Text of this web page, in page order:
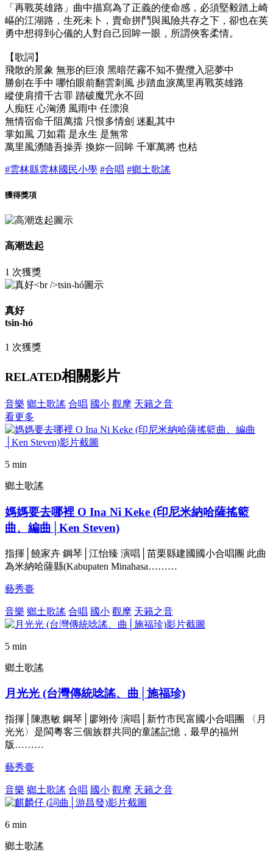
「再戰英雄路」曲中描寫為了正義的使命感，必須堅毅踏上崎
嶇的江湖路，生死未卜，賣命拼鬥與風險共存之下，卻也在英
勇中想得到心儀的人對自己回眸一眼，所謂俠客柔情。
【歌詞】
飛散的景象 無形的巨浪 黑暗茫霧不知不覺攬入惡夢中
勝劍在手中 哪怕眼前翻雲刺風 步踏血淚萬里再戰英雄路
縱使肩揹千古罪 踏破魔咒永不回
人痴狂 心洶湧 風雨中 任漂浪
無情宿命千阻萬擋 只恨多情劍 迷亂其中
掌如風 刀如霜 是永生 是無常
萬里風湧隨吾操弄 換妳一回眸 千軍萬將 也枯
#雲林縣雲林國民小學 #合唱 #鄉土歌謠
獲得獎項
高潮迭起
1 次獲獎
真好
tsin-hó
1 次獲獎
RELATED相關影片
音樂 鄉土歌謠 合唱 國小 觀摩 天籟之音
看更多
5 min
鄉土歌謠
媽媽要去哪裡 O Ina Ni Keke (印尼米納哈薩搖籃
曲、編曲│Ken Steven)
指揮│饒家卉 鋼琴│江怡臻 演唱│苗栗縣建國國小合唱團 此曲
為米納哈薩縣(Kabupaten Minahasa………
藝秀臺
音樂 鄉土歌謠 合唱 國小 觀摩 天籟之音
5 min
鄉土歌謠
月光光 (台灣傳統唸謠、曲│施福珍)
指揮│陳惠敏 鋼琴│廖翊伶 演唱│新竹市民富國小合唱團 〈月
光光〉是閩粵客三個族群共同的童謠記憶，最早的福州
版………
藝秀臺
音樂 鄉土歌謠 合唱 國小 觀摩 天籟之音
6 min
鄉土歌謠